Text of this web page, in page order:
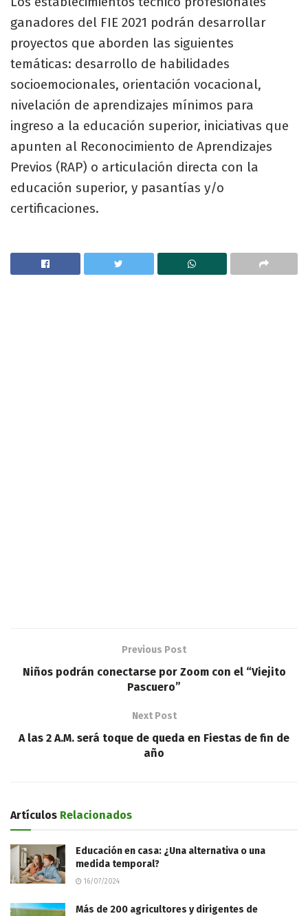
ganadores del FIE 2021 podrán desarrollar
proyectos que aborden las siguientes
temáticas: desarrollo de habilidades
socioemocionales, orientación vocacional,
nivelación de aprendizajes mínimos para
ingreso a la educación superior, iniciativas que
apunten al Reconocimiento de Aprendizajes
Previos (RAP) o articulación directa con la
educación superior, y pasantías y/o
certificaciones.
Previous Post
Niños podrán conectarse por Zoom con el “Viejito
Pascuero”
Next Post
A las 2 A.M. será toque de queda en Fiestas de fin de
año
Artículos Relacionados
Educación en casa: ¿Una alternativa o una
medida temporal?
16/07/2024
Más de 200 agricultores y dirigentes de